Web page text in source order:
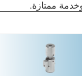
ممتازة.